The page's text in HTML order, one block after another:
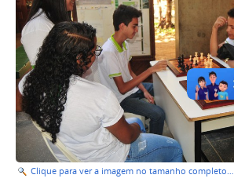
Clique para ver a imagem no tamanho completo…